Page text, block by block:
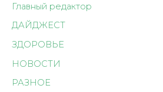
Главный редактор
ДАЙДЖЕСТ
ЗДОРОВЬЕ
НОВОСТИ
РАЗНОЕ